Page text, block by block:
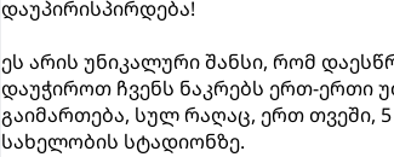
დაუპირისპირდება!
ეს არის უნიკალური შანსი, რომ
დაუჭიროთ ჩვენს ნაკრებს ერთ-ერთი
გაიმართება, სულ რაღაც, ერთ თვეში,
სახელობის სტადიონზე.